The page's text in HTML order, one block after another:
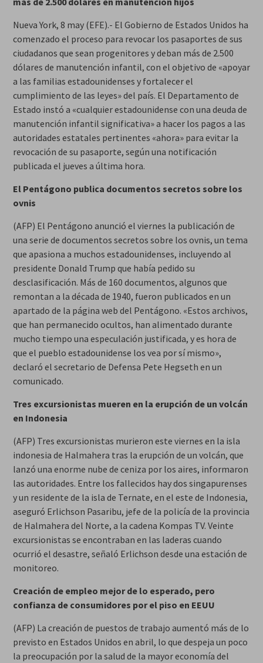
Nueva York, 8 may (EFE).- El Gobierno de Estados Unidos ha
comenzado el proceso para revocar los pasaportes de sus
ciudadanos que sean progenitores y deban más de 2.500
dólares de manutención infantil, con el objetivo de «apoyar
a las familias estadounidenses y fortalecer el
cumplimiento de las leyes» del país. El Departamento de
Estado instó a «cualquier estadounidense con una deuda de
manutención infantil significativa» a hacer los pagos a las
autoridades estatales pertinentes «ahora» para evitar la
revocación de su pasaporte, según una notificación
publicada el jueves a última hora.
El Pentágono publica documentos secretos sobre los
ovnis
(AFP) El Pentágono anunció el viernes la publicación de
una serie de documentos secretos sobre los ovnis, un tema
que apasiona a muchos estadounidenses, incluyendo al
presidente Donald Trump que había pedido su
desclasificación. Más de 160 documentos, algunos que
remontan a la década de 1940, fueron publicados en un
apartado de la página web del Pentágono. «Estos archivos,
que han permanecido ocultos, han alimentado durante
mucho tiempo una especulación justificada, y es hora de
que el pueblo estadounidense los vea por sí mismo»,
declaró el secretario de Defensa Pete Hegseth en un
comunicado.
Tres excursionistas mueren en la erupción de un volcán
en Indonesia
(AFP) Tres excursionistas murieron este viernes en la isla
indonesia de Halmahera tras la erupción de un volcán, que
lanzó una enorme nube de ceniza por los aires, informaron
las autoridades. Entre los fallecidos hay dos singapurenses
y un residente de la isla de Ternate, en el este de Indonesia,
aseguró Erlichson Pasaribu, jefe de la policía de la provincia
de Halmahera del Norte, a la cadena Kompas TV. Veinte
excursionistas se encontraban en las laderas cuando
ocurrió el desastre, señaló Erlichson desde una estación de
monitoreo.
Creación de empleo mejor de lo esperado, pero
confianza de consumidores por el piso en EEUU
(AFP) La creación de puestos de trabajo aumentó más de lo
previsto en Estados Unidos en abril, lo que despeja un poco
la preocupación por la salud de la mayor economía del